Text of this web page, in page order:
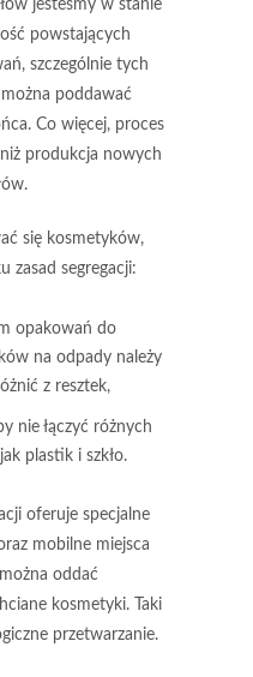
jesteśmy w stanie
powstających
szczególnie tych
poddawać
Co więcej, proces
produkcja nowych
się kosmetyków,
zasad segregacji:
opakowań do
na odpady należy
z resztek,
nie łączyć różnych
plastik i szkło.
oferuje specjalne
mobilne miejsca
oddać
kosmetyki. Taki
przetwarzanie.